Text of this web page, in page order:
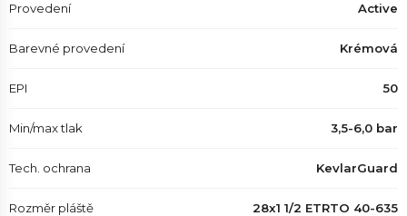
Provedení Active
Barevné provedení Krémová
EPI 50
Min/max tlak 3,5-6,0 bar
Tech. ochrana KevlarGuard
Rozměr pláště 28x1 1/2 ETRTO 40-635